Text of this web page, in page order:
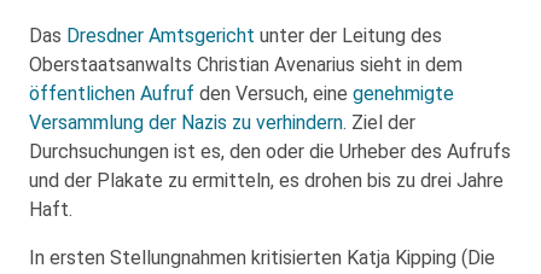
Das Dresdner Amtsgericht unter der Leitung des
Oberstaatsanwalts Christian Avenarius sieht in dem
öffentlichen Aufruf den Versuch, eine genehmigte
Versammlung der Nazis zu verhindern. Ziel der
Durchsuchungen ist es, den oder die Urheber des Aufrufs
und der Plakate zu ermitteln, es drohen bis zu drei Jahre
Haft.
In ersten Stellungnahmen kritisierten Katja Kipping (Die